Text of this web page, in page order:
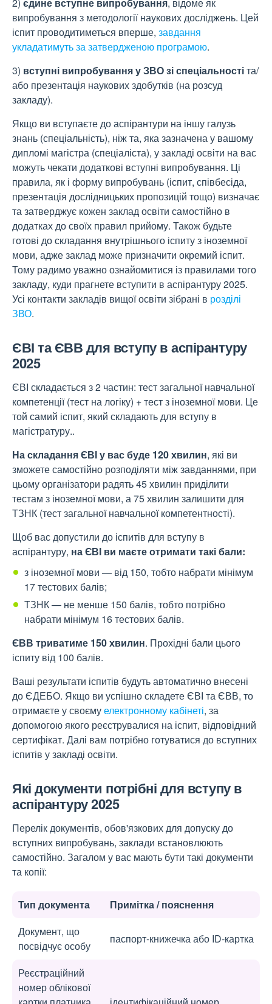
2) єдине вступне випробування, відоме як
випробування з методології наукових досліджень. Цей
іспит проводитиметься вперше, завдання
укладатимуть за затвердженою програмою.
3) вступні випробування у ЗВОзі спеціальностіта/
або презентація наукових здобутків (на розсуд
закладу).
Якщо ви вступаєте до аспірантури на іншу галузь
знань (спеціальність), ніж та, яка зазначена у вашому
дипломі магістра (спеціаліста), у закладі освіти на вас
можуть чекати додаткові вступні випробування. Ці
правила, як і форму випробувань (іспит, співбесіда,
презентація дослідницьких пропозицій тощо) визначає
та затверджує кожен заклад освіти самостійно в
додатках до своїх правил прийому. Також будьте
готові до складання внутрішнього іспиту з іноземної
мови, адже заклад може призначити окремий іспит.
Тому радимо уважно ознайомитися із правилами того
закладу, куди прагнете вступити в аспірантуру 2025.
Усі контакти закладів вищої освіти зібрані в розділі
ЗВО.
ЄВІ та ЄВВ для вступу в аспірантуру
2025
ЄВІ складається з 2 частин: тест загальної навчальної
компетенції (тест на логіку) + тест з іноземної мови. Це
той самий іспит, який складають для вступу в
магістратуру..
На складання ЄВІ у вас буде 120 хвилин, які ви
зможете самостійно розподіляти між завданнями, при
цьому організатори радять 45 хвилин приділити
тестам з іноземної мови, а 75хвилин залишити для
ТЗНК (тест загальної навчальної компетентності).
Щоб вас допустили до іспитів для вступу в
аспірантуру, на ЄВІ ви маєте отримати такі бали:
з іноземної мови — від 150, тобто набрати мінімум
17 тестових балів;
ТЗНК — не менше 150 балів, тобто потрібно
набрати мінімум 16 тестових балів.
ЄВВ триватиме 150 хвилин. Прохідні бали цього
іспиту від 100 балів.
Ваші результати іспитів будуть автоматично внесені
до ЄДЕБО. Якщо ви успішно складете ЄВІ та ЄВВ, то
отримаєте у своємуелектронному кабінеті, за
допомогою якого реєструвалися на іспит, відповідний
сертифікат. Далі вам потрібно готуватися до вступних
іспитів у закладі освіти.
Які документи потрібні для вступу в
аспірантуру 2025
Перелік документів, обов'язкових для допуску до
вступних випробувань, заклади встановлюють
самостійно. Загалом у вас мають бути такі документи
та копії:
Тип документа
Примітка / пояснення
Документ, що
посвідчує особу
паспорт-книжечка або ID-картка
Реєстраційний
номер облікової